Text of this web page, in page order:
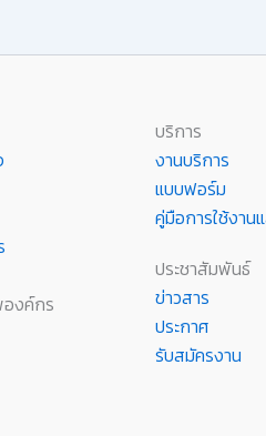
งค์กร
บริการ
งานบริการ
แบบฟอร์ม
คู่มือการใช้งาน
ประชาสัมพันธ์
ข่าวสาร
ประกาศ
รับสมัครงาน